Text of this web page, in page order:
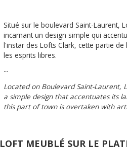
Situé sur le boulevard Saint-Laurent,
incarnant un design simple qui
l'instar des Lofts Clark, cette partie
les esprits libres.
--
Located on Boulevard Saint-
a simple design that accentuates its
this part of town is overtaken with
LOFT MEUBLÉ SUR LE